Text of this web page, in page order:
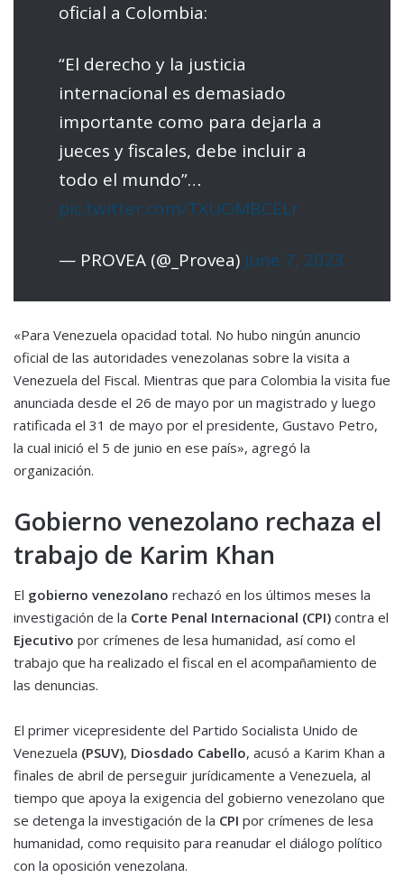
oficial a Colombia:
“El derecho y la justicia
internacional es demasiado
importante como para dejarla a
jueces y fiscales, debe incluir a
todo el mundo”…
pic.twitter.com/TXUOMBCELr
— PROVEA (@_Provea) June 7, 2023
«Para Venezuela opacidad total. No hubo ningún anuncio
oficial de las autoridades venezolanas sobre la visita a
Venezuela del Fiscal. Mientras que para Colombia la visita fue
anunciada desde el 26 de mayo por un magistrado y luego
ratificada el 31 de mayo por el presidente, Gustavo Petro,
la cual inició el 5 de junio en ese país», agregó la
organización.
Gobierno venezolano rechaza el
trabajo de Karim Khan
El gobierno venezolano rechazó en los últimos meses la
investigación de la Corte Penal Internacional (CPI) contra el
Ejecutivo por crímenes de lesa humanidad, así como el
trabajo que ha realizado el fiscal en el acompañamiento de
las denuncias.
El primer vicepresidente del Partido Socialista Unido de
Venezuela (PSUV), Diosdado Cabello, acusó a Karim Khan a
finales de abril de perseguir jurídicamente a Venezuela, al
tiempo que apoya la exigencia del gobierno venezolano que
se detenga la investigación de la CPI por crímenes de lesa
humanidad, como requisito para reanudar el diálogo político
con la oposición venezolana.